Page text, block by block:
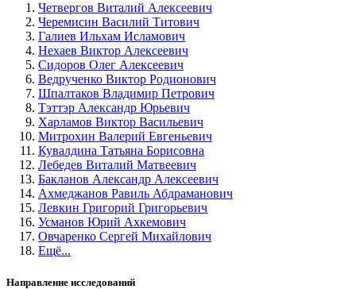
Четвергов Виталий Алексеевич
Черемисин Василий Титович
Галиев Ильхам Исламович
Нехаев Виктор Алексеевич
Сидоров Олег Алексеевич
Ведрученко Виктор Родионович
Шпалтаков Владимир Петрович
Тэттэр Александр Юрьевич
Харламов Виктор Васильевич
Митрохин Валерий Евгеньевич
Кувалдина Татьяна Борисовна
Лебедев Виталий Матвеевич
Бакланов Александр Алексеевич
Ахмеджанов Равиль Абдраманович
Левкин Григорий Григорьевич
Усманов Юрий Ахкемович
Овчаренко Сергей Михайлович
Ещё...
Направление исследований